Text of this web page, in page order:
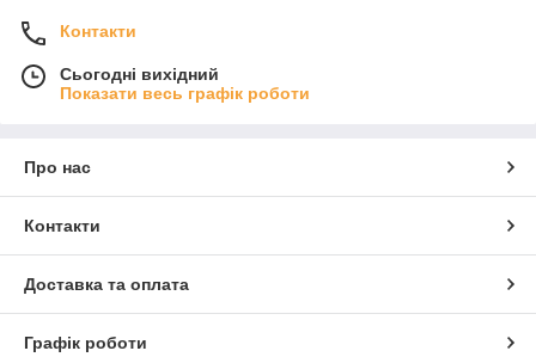
Контакти
Сьогодні вихідний
Показати весь графік роботи
Про нас
Контакти
Доставка та оплата
Графік роботи